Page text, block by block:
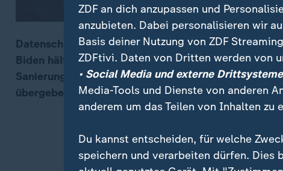
00:17 01:35
Datenschützer aus Bund und Ländern beraten über
Biden hält nach 100 Tagen im Amt eine Rede zur
Sanierung der Neuen Nationalgalerie in Berlin
übergeben.
ZDF an dich anzupassen und
anzubieten. Dabei personalisieren wir
Basis deiner Nutzung von ZDF
ZDFtivi. Daten von Dritten werden von
• Social Media und externe
Media-Tools und Dienste von anderen
anderem um das Teilen von Inhalten zu
Du kannst entscheiden, für welche
speichern und verarbeiten dürfen. Dies